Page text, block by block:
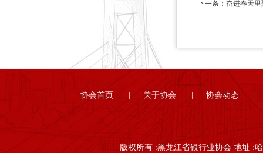
下一条：奋进春天
协会首页 关于协会 协会动态
版权所有 :黑龙江省银行业协会 地址 :